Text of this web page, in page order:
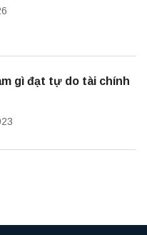
gì đạt tự do tài chính